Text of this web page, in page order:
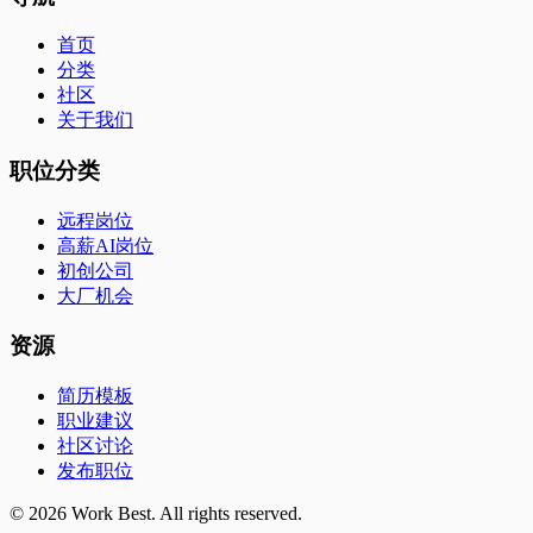
首页
分类
社区
关于我们
职位分类
远程岗位
高薪AI岗位
初创公司
大厂机会
资源
简历模板
职业建议
社区讨论
发布职位
© 2026 Work Best. All rights reserved.